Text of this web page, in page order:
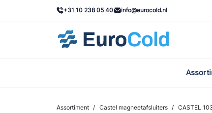
+31 10 238 05 40 info@eurocold.nl
Assortiment / Castel magneetafsluiters / CASTEL